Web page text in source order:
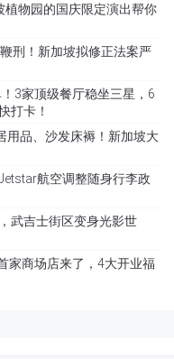
植物园的国庆限定演出帮你
刑！新加坡拟修正法案严
3家顶级餐厅稳坐三星，6
打卡！
用品、沙发床褥！新加坡大
航空调整随身行李政
武吉士街区变身光影世
家商场店来了，4大开业福